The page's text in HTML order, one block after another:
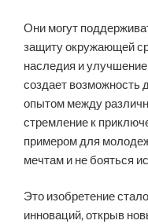
Они могут
защиту окружающей
наследия и
создает возможность
опытом между
стремление к
примером для
мечтам и не бояться
Это изобретение
инноваций, открыв